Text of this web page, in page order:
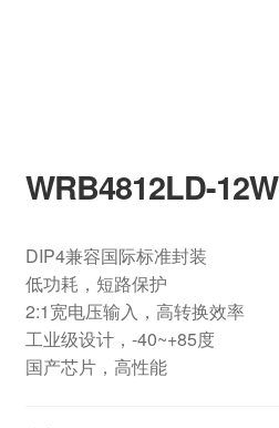
WRB4812LD-12W
DIP4兼容国际标准封装
低功耗，短路保护
2:1宽电压输入，高转换效率
工业级设计，-40~+85度
国产芯片，高性能